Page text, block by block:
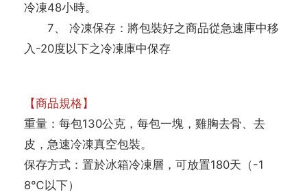
冷凍48小時。
7、 冷凍保存：將包裝好之商品從急速庫中移
入-20度以下之冷凍庫中保存
【商品規格】
重量：每包130公克，每包一塊，雞胸去骨、去
皮，急速冷凍真空包裝。
保存方式：置於冰箱冷凍層，可放置180天（-1
8℃以下）